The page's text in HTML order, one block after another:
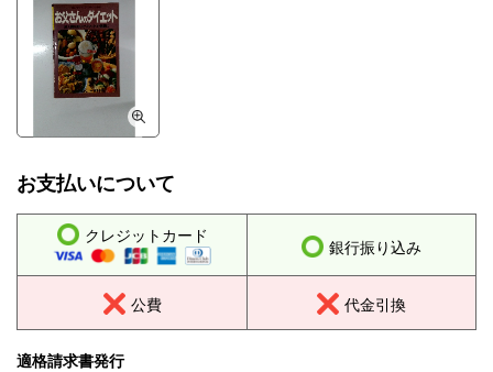
お支払いについて
クレジットカード
銀行振り込み
公費 代金引換
適格請求書発行